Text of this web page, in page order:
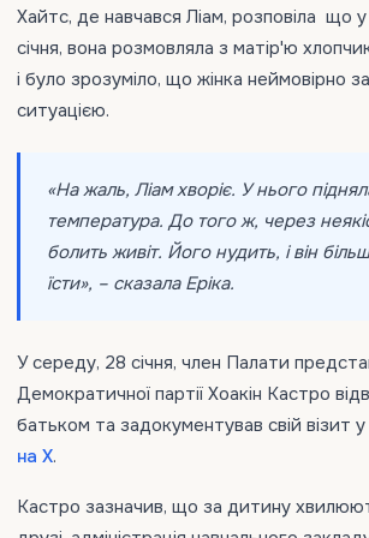
Хайтс, де навчався Ліам, розповіла що у
січня, вона розмовляла з матір'ю
і було зрозуміло, що жінка неймовірно
ситуацією.
«На жаль, Ліам хворіє. У нього
температура. До того ж, через
болить живіт. Його нудить, і він
їсти», – сказала Еріка.
У середу, 28 січня, член Палати
Демократичної партії Хоакін Кастро
батьком та задокументував свій візит у
на X.
Кастро зазначив, що за дитину